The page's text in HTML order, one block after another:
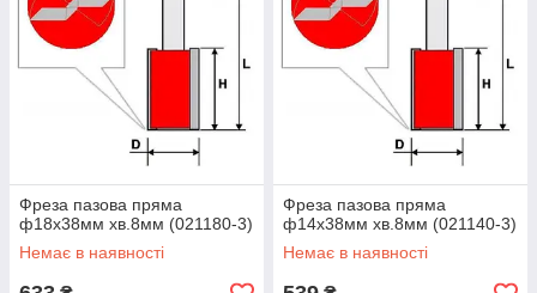
Фреза пазова пряма
ф18х38мм хв.8мм (021180-3)
Немає в наявності
Фреза пазова пряма
ф14х38мм хв.8мм (021140-3)
Немає в наявності